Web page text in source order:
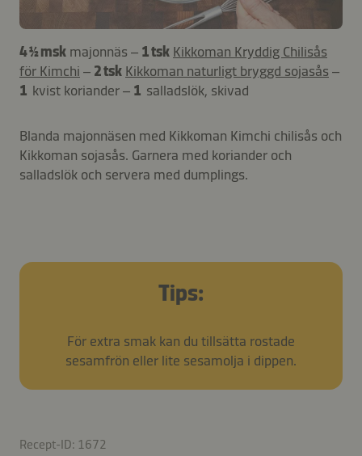
4 ½ msk majonnäs – 1 tsk Kikkoman Kryddig Chilisås
för Kimchi – 2 tsk Kikkoman naturligt bryggd sojasås –
1 kvist koriander – 1 salladslök, skivad
Blanda majonnäsen med Kikkoman Kimchi chilisås och
Kikkoman sojasås. Garnera med koriander och
salladslök och servera med dumplings.
Tips:
För extra smak kan du tillsätta rostade
sesamfrön eller lite sesamolja i dippen.
Recept-ID: 1672